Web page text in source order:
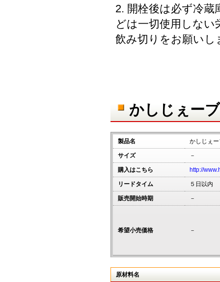
2. 開栓後は必ず冷蔵
どは一切使用しな
飲み切りをお願いし
かしじぇー
製品名 かしじぇ
サイズ －
購入はこちら http://
リードタイム ５日以内
販売開始時期 －
希望小売価格 －
原材料名